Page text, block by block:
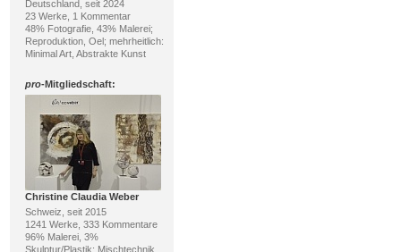
Deutschland, seit 2024
23 Werke, 1 Kommentar
48% Fotografie, 43% Malerei;
Reproduktion, Oel; mehrheitlich:
Minimal Art, Abstrakte Kunst
pro-Mitgliedschaft:
Christine Claudia Weber
Schweiz, seit 2015
1241 Werke, 333 Kommentare
96% Malerei, 3%
Skulptur/Plastik; Mischtechnik,